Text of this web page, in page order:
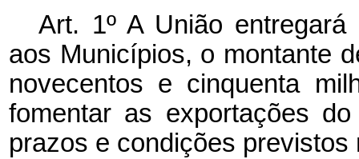
Art. 1º A União
aos Municípios, o montante
novecentos e cinquenta
fomentar as exportações
prazos e condições